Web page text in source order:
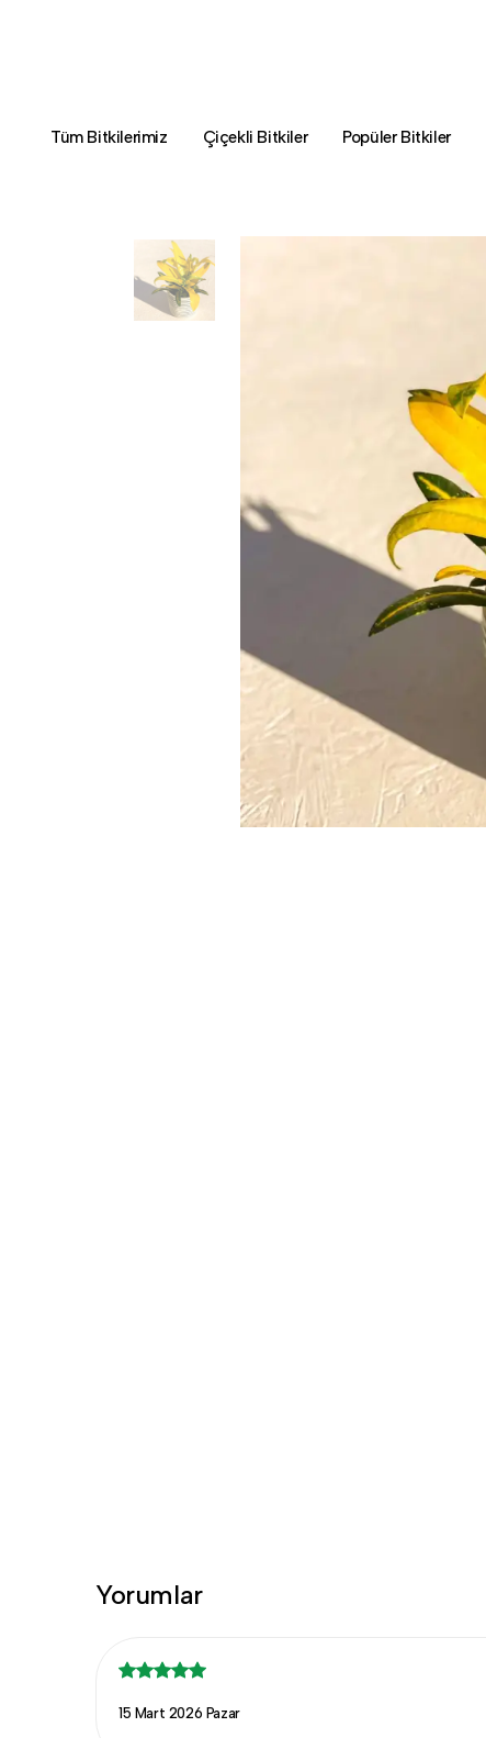
Tüm Bitkilerimiz Çiçekli Bitkiler Popüler Bitkiler
Yorumlar
15 Mart 2026 Pazar